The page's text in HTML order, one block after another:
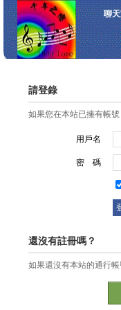
聊
請登錄
如果您在本站已擁有帳
用戶名
密 碼
還沒有註冊嗎？
如果還沒有本站的通行